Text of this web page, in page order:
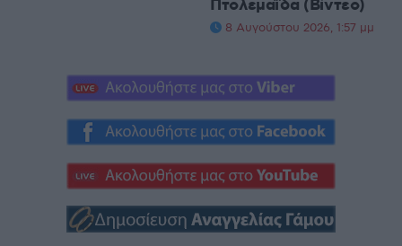
Πτολεμαΐδα (Βίντεο)
8 Αυγούστου 2026, 1:57 μμ